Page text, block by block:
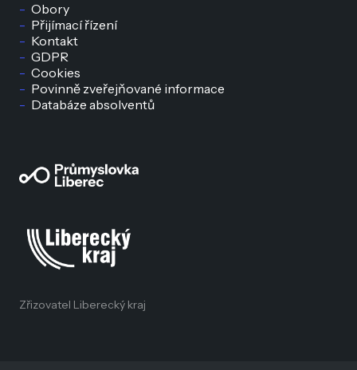
Obory
Přijímací řízení
Kontakt
GDPR
Cookies
Povinně zveřejňované informace
Databáze absolventů
Zřizovatel Liberecký kraj